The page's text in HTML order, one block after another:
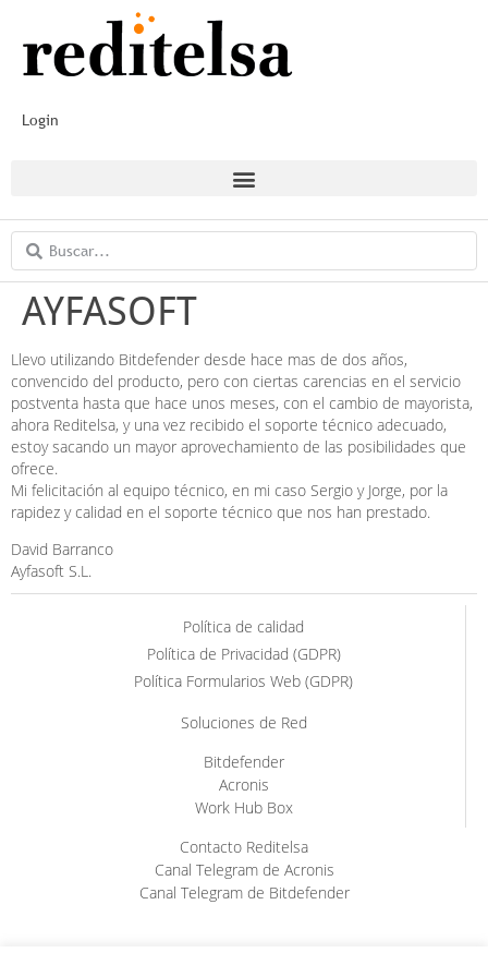
Login
AYFASOFT
Llevo utilizando Bitdefender desde hace mas de dos años,
convencido del producto, pero con ciertas carencias en el servicio
postventa hasta que hace unos meses, con el cambio de mayorista,
ahora Reditelsa, y una vez recibido el soporte técnico adecuado,
estoy sacando un mayor aprovechamiento de las posibilidades que
ofrece.
Mi felicitación al equipo técnico, en mi caso Sergio y Jorge, por la
rapidez y calidad en el soporte técnico que nos han prestado.
David Barranco
Ayfasoft S.L.
Política de calidad
Política de Privacidad (GDPR)
Política Formularios Web (GDPR)
Soluciones de Red
Bitdefender
Acronis
Work Hub Box
Contacto Reditelsa
Canal Telegram de Acronis
Canal Telegram de Bitdefender